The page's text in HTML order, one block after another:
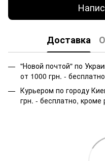
Доставка
"Новой почтой" по
от 1000 грн. -
Курьером по городу
грн. - бесплатно,